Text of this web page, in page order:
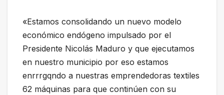
«Estamos consolidando un nuevo modelo
económico endógeno impulsado por el
Presidente Nicolás Maduro y que ejecutamos
en nuestro municipio por eso estamos
enrrrgqndo a nuestras emprendedoras textiles
62 máquinas para que continúen con su